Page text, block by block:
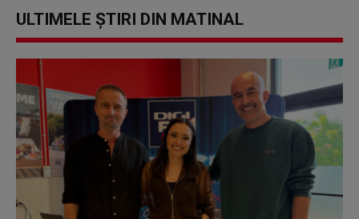
ULTIMELE ȘTIRI DIN MATINAL